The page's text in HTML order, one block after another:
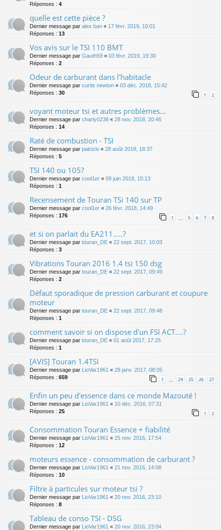
Réponses : 4
quelle est cette pièce ?
Dernier message par alex ban « 17 févr. 2019, 10:01
Réponses : 13
Vos avis sur le TSI 110 BMT
Dernier message par Gauth59 « 03 févr. 2019, 19:30
Réponses : 2
Odeur de carburant dans l'habitacle
Dernier message par curtis newton « 03 déc. 2018, 15:42
Réponses : 30 1 2
voyant moteur tsi et autres problèmes...
Dernier message par charly0238 « 28 nov. 2018, 20:46
Réponses : 14
Raté de combustion - TSI
Dernier message par patrizio « 28 août 2018, 18:37
Réponses : 5
TSI 140 ou 105?
Dernier message par cool1er « 09 juin 2018, 15:13
Réponses : 1
Recensement de Touran TSi 140 sur TP
Dernier message par cool1er « 26 févr. 2018, 14:49
Réponses : 176 1 5 6 7 8
et si on parlait du EA211.....?
Dernier message par touran_DE « 22 sept. 2017, 10:03
Réponses : 3
Vibrations Touran 2016 1.4 tsi 150 dsg
Dernier message par touran_DE « 22 sept. 2017, 09:49
Réponses : 2
Défaut sporadique de pression carburant et coupure
moteur
Dernier message par touran_DE « 22 sept. 2017, 09:48
Réponses : 1
comment savoir si on dispose d'un FSI ACT....?
Dernier message par touran_DE « 01 août 2017, 17:25
Réponses : 1
[AVIS] Touran 1.4TSI
Dernier message par LioVar1961 « 28 janv. 2017, 08:05
Réponses : 659 1 24 25 26 27
Enfin un peu d'essence dans ce monde Mazouté !
Dernier message par LioVar1961 « 10 déc. 2016, 07:31
Réponses : 25 1 2
Consommation Touran Essence + fiabilité
Dernier message par LioVar1961 « 25 nov. 2016, 17:54
Réponses : 12
moteurs essence - consommation de carburant ?
Dernier message par LioVar1961 « 21 nov. 2016, 14:08
Réponses : 10
Filtre à particules sur moteur tsi ?
Dernier message par LioVar1961 « 20 nov. 2016, 23:10
Réponses : 8
Tableau de conso TSI - DSG
Dernier message par LioVar1961 « 20 nov. 2016, 23:04